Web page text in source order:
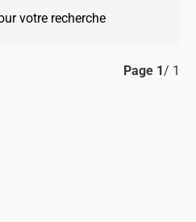
votre recherche
Page 1/ 1